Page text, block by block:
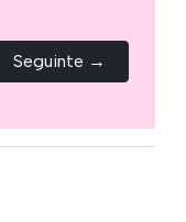
Seguinte →